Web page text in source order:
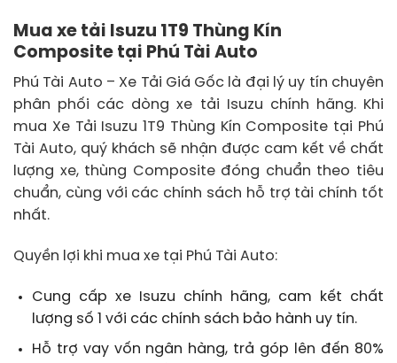
Mua xe tải Isuzu 1T9 Thùng Kín
Composite tại Phú Tài Auto
Phú Tài Auto – Xe Tải Giá Gốc là đại lý uy tín chuyên
phân phối các dòng xe tải Isuzu chính hãng. Khi
mua Xe Tải Isuzu 1T9 Thùng Kín Composite tại Phú
Tài Auto, quý khách sẽ nhận được cam kết về chất
lượng xe, thùng Composite đóng chuẩn theo tiêu
chuẩn, cùng với các chính sách hỗ trợ tài chính tốt
nhất.
Quyền lợi khi mua xe tại Phú Tài Auto:
Cung cấp xe Isuzu chính hãng, cam kết chất
lượng số 1 với các chính sách bảo hành uy tín.
Hỗ trợ vay vốn ngân hàng, trả góp lên đến 80%